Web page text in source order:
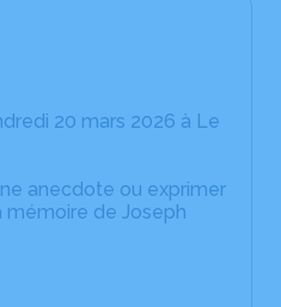
20 mars 2026 à Le
anecdote ou exprimer
mémoire de Joseph